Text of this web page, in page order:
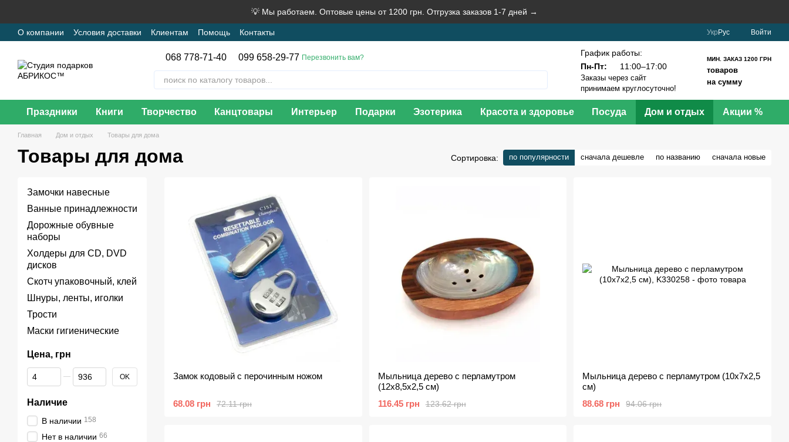
💡 Мы работаем. Оптовые цены от 1200 грн. Отгрузка заказов 1-7 дней →
О компании Условия доставки Клиентам Помощь Контакты Укр Рус Войти
068 778-71-40 099 658-29-77 Перезвонить вам?
График работы:
Пн-Пт:
11:00–17:00
Заказы через сайт
принимаем круглосуточно!
МИН. ЗАКАЗ 1200 ГРН
товаров
на сумму
Праздники Книги Творчество Канцтовары Интерьер Подарки Эзотерика Красота и здоровье Посуда Дом и отдых Акции %
Главная Дом и отдых Товары для дома
Товары для дома Сортировка: по популярности сначала дешевле по названию сначала новые
Замок кодовый с перочинным ножом
72.11 грн
68.08 грн
Мыльница дерево с перламутром
(12х8,5х2,5 см)
123.62 грн
116.45 грн
Мыльница дерево с перламутром (10х7х2,5
см)
94.06 грн
88.68 грн
Замочки навесные
Ванные принадлежности
Дорожные обувные
наборы
Холдеры для CD, DVD
дисков
Скотч упаковочный, клей
Шнуры, ленты, иголки
Трости
Маски гигиенические
Цена, грн
От Цена, грн
До Цена, грн OK
Наличие
В наличии 158
Нет в наличии 66